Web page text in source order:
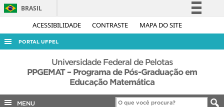
ACESSIBILIDADE CONTRASTE MAPA DO SITE
BRASIL
Simplifique!
Acesso à informação
Legislação
Canais
PORTAL UFPEL
ACESSO À INFORMAÇÃO
AUDITORIA
Universidade Federal de Pelotas
PPGEMAT – Programa de Pós-Graduação em
Educação Matemática
MENU